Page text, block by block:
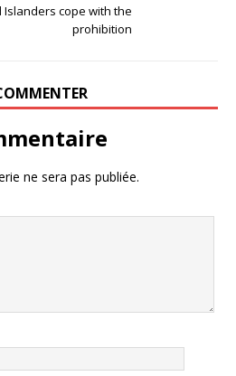
cope with the
prohibition
ne sera pas publiée.